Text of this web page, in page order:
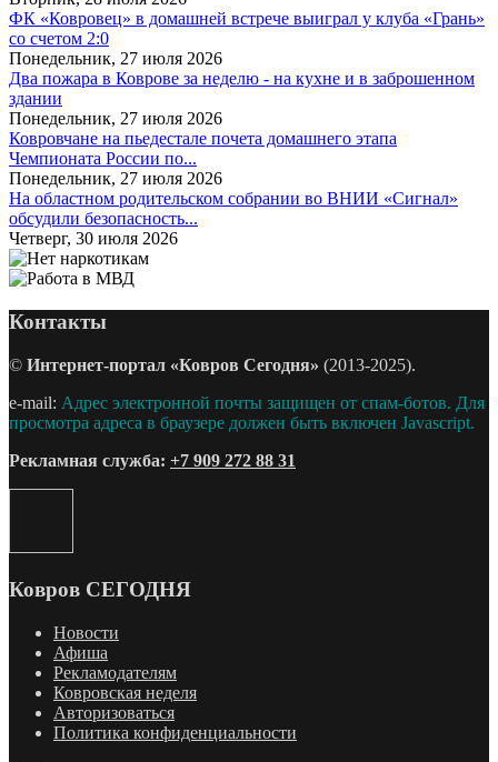
ФК «Ковровец» в домашней встрече выиграл у клуба «Грань»
со счетом 2:0
Понедельник, 27 июля 2026
Два пожара в Коврове за неделю - на кухне и в заброшенном
здании
Понедельник, 27 июля 2026
Ковровчане на пьедестале почета домашнего этапа
Чемпионата России по...
Понедельник, 27 июля 2026
На областном родительском собрании во ВНИИ «Сигнал»
обсудили безопасность...
Четверг, 30 июля 2026
Контакты
© Интернет-портал «Ковров Сегодня» (2013-2025).
e-mail: Адрес электронной почты защищен от спам-ботов. Для
просмотра адреса в браузере должен быть включен Javascript.
Рекламная служба: +7 909 272 88 31
Ковров СЕГОДНЯ
Новости
Афиша
Рекламодателям
Ковровская неделя
Авторизоваться
Политика конфиденциальности